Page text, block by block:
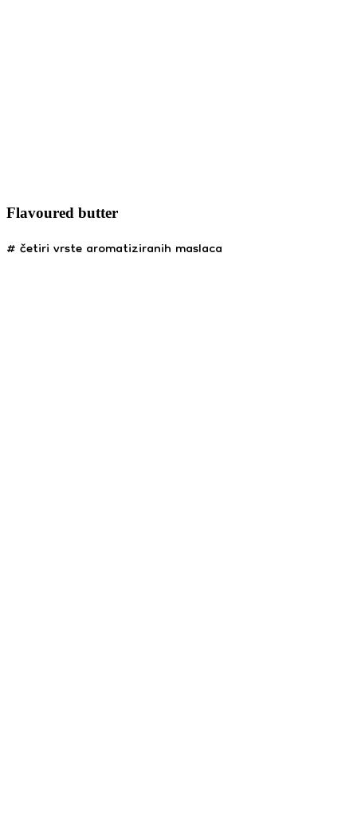
Flavoured butter
# četiri vrste aromatiziranih maslaca